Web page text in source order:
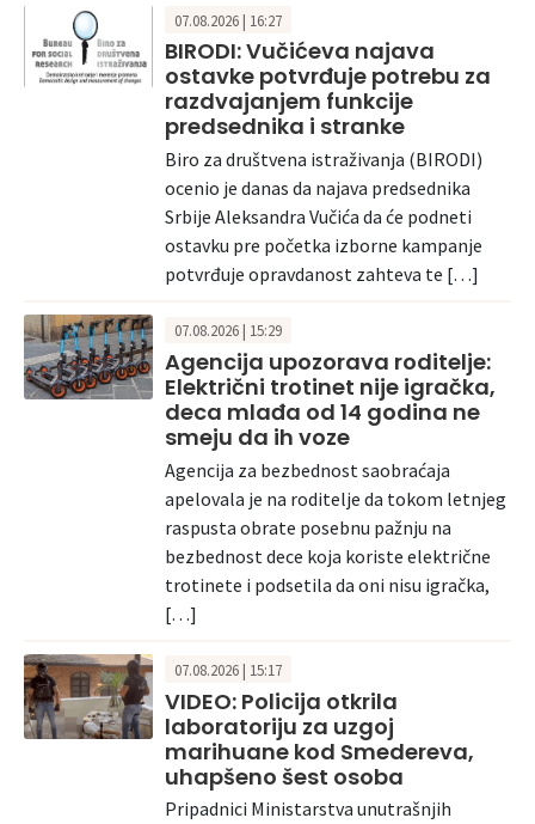
07.08.2026 | 16:27
BIRODI: Vučićeva najava
ostavke potvrđuje potrebu za
razdvajanjem funkcije
predsednika i stranke
Biro za društvena istraživanja (BIRODI)
ocenio je danas da najava predsednika
Srbije Aleksandra Vučića da će podneti
ostavku pre početka izborne kampanje
potvrđuje opravdanost zahteva te […]
07.08.2026 | 15:29
Agencija upozorava roditelje:
Električni trotinet nije igračka,
deca mlađa od 14 godina ne
smeju da ih voze
Agencija za bezbednost saobraćaja
apelovala je na roditelje da tokom letnjeg
raspusta obrate posebnu pažnju na
bezbednost dece koja koriste električne
trotinete i podsetila da oni nisu igračka,
[…]
07.08.2026 | 15:17
VIDEO: Policija otkrila
laboratoriju za uzgoj
marihuane kod Smedereva,
uhapšeno šest osoba
Pripadnici Ministarstva unutrašnjih